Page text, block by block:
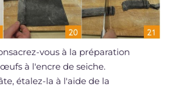
vous à la préparation
à l'encre de seiche.
étalez-la à l'aide de la